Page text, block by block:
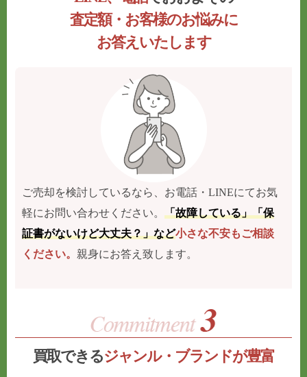
査定額・お客様のお悩みに
お答えいたします
ご売却を検討しているなら、お電話・LINEにてお気
軽にお問い合わせください。「故障している」「保
証書がないけど大丈夫？」など小さな不安もご相談
ください。親身にお答え致します。
買取できるジャンル・ブランドが豊富